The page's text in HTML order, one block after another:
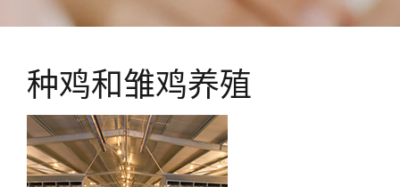
种鸡和雏鸡养殖